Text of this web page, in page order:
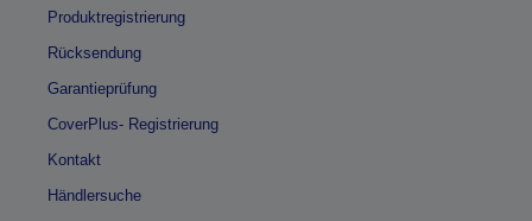
Produktregistrierung
Rücksendung
Garantieprüfung
CoverPlus- Registrierung
Kontakt
Händlersuche